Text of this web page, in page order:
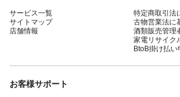
サービス一覧
サイトマップ
店舗情報
特定商取引法
古物営業法に
酒類販売管理
家電リサイク
BtoB掛け払い
お客様サポート